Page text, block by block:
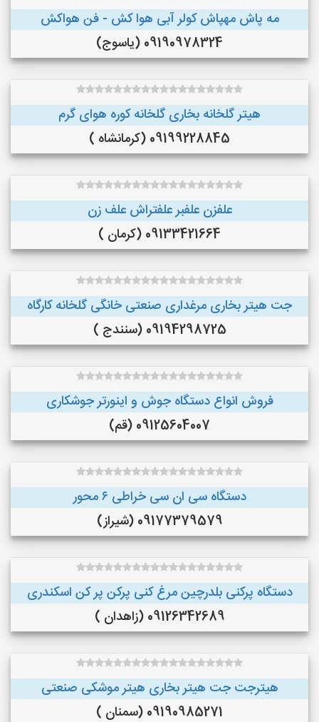
مه پاش مهپاش کولر آبی هوا کش - فن هواکش
09190978324 (یاسوج)
هیتر گلخانه بخاری گلخانه کوره هوای گرم
09199228845 (کرمانشاه )
علفزن علفبر علفتراش علف زن
09133421664 (کرمان )
جت هیتر بخاری مرغداری صنعتی خانگی گلخانه کارگاه
09194298725 (سنندج )
فروش انواع دستگاه جوش و اینورتر جوشکاری
09125604007 (قم)
دستگاه سی ان سی خراطی ۶ محور
09177379579 (شیراز)
دستگاه پرکنی بلدرچین مرغ کنی پرکن پر کن اسکندری
09126342689 (زاهدان )
هیترجت جت هیتر بخاری هیتر موشکی صنعتی
09190985271 (سمنان )